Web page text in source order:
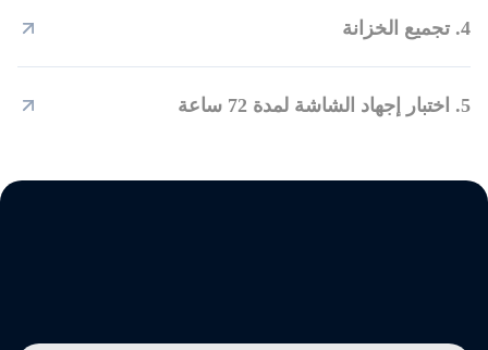
4. تجميع الخزانة
5. اختبار إجهاد الشاشة لمدة 72 ساعة